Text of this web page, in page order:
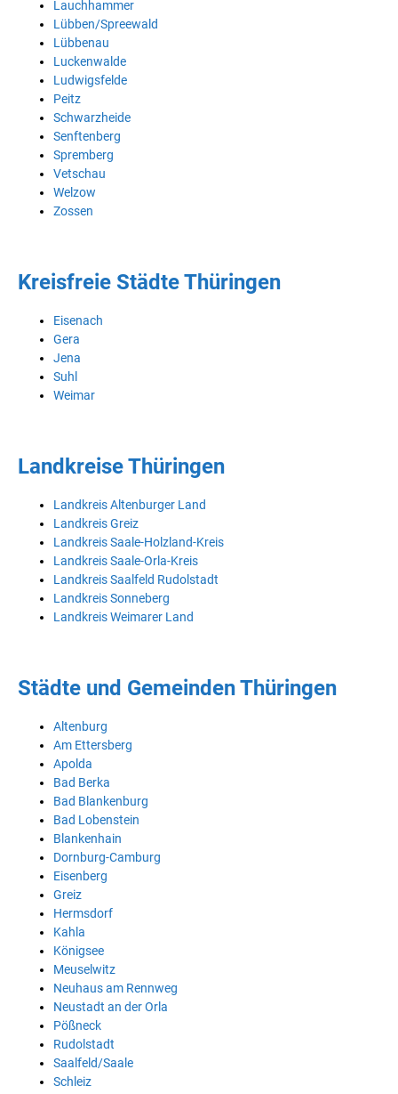
Lauchhammer
Lübben/Spreewald
Lübbenau
Luckenwalde
Ludwigsfelde
Peitz
Schwarzheide
Senftenberg
Spremberg
Vetschau
Welzow
Zossen
Kreisfreie Städte Thüringen
Eisenach
Gera
Jena
Suhl
Weimar
Landkreise Thüringen
Landkreis Altenburger Land
Landkreis Greiz
Landkreis Saale-Holzland-Kreis
Landkreis Saale-Orla-Kreis
Landkreis Saalfeld Rudolstadt
Landkreis Sonneberg
Landkreis Weimarer Land
Städte und Gemeinden Thüringen
Altenburg
Am Ettersberg
Apolda
Bad Berka
Bad Blankenburg
Bad Lobenstein
Blankenhain
Dornburg-Camburg
Eisenberg
Greiz
Hermsdorf
Kahla
Königsee
Meuselwitz
Neuhaus am Rennweg
Neustadt an der Orla
Pößneck
Rudolstadt
Saalfeld/Saale
Schleiz